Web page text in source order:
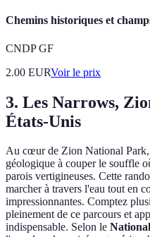
Chemins historiques et
CNDP GF
2.00 EURVoir le prix
3. Les Narrows,
États-Unis
Au cœur de Zion National
géologique à couper le souffle
parois vertigineuses. Cette
marcher à travers l'eau tout en
impressionnantes. Comptez
pleinement de ce parcours et
indispensable. Selon le